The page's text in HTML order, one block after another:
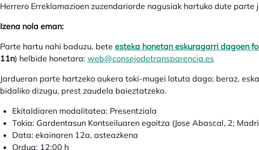
Herrero Erreklamazioen zuzendariorde nagusiak hartuko dute parte
Izena nola eman:
Parte hartu nahi baduzu, bete esteka honetan eskuragarri dagoen
11n) helbide honetara: web@consejodetransparencia.es
Jardueran parte hartzeko aukera toki-mugei lotuta dago; beraz,
bidaliko dizugu, prest zaudela baieztatzeko.
Ekitaldiaren modalitatea: Presentziala
Tokia: Gardentasun Kontseiluaren egoitza (Jose Abascal, 2;
Data: ekainaren 12a, asteazkena
Ordua: 12:00 h